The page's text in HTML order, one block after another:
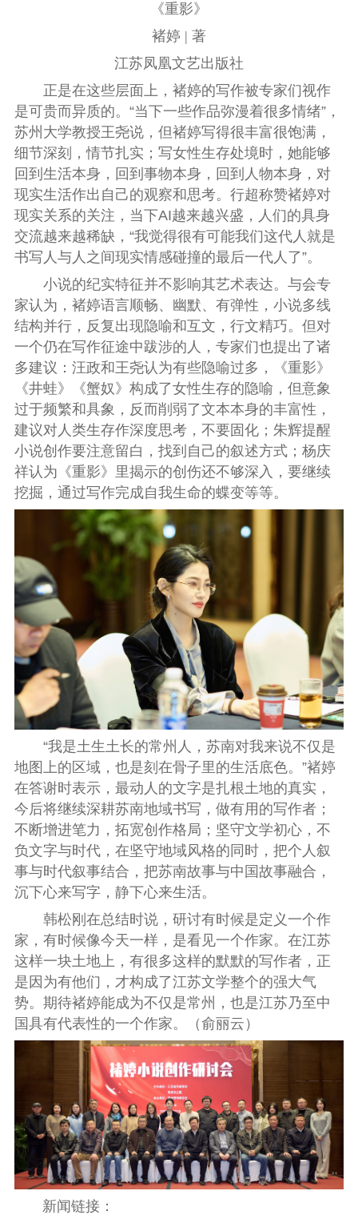
《重影》
褚婷 | 著
江苏凤凰文艺出版社
正是在这些层面上，褚婷的写作被专家们视作
是可贵而异质的。“当下一些作品弥漫着很多情绪”，
苏州大学教授王尧说，但褚婷写得很丰富很饱满，
细节深刻，情节扎实；写女性生存处境时，她能够
回到生活本身，回到事物本身，回到人物本身，对
现实生活作出自己的观察和思考。行超称赞褚婷对
现实关系的关注，当下AI越来越兴盛，人们的具身
交流越来越稀缺，“我觉得很有可能我们这代人就是
书写人与人之间现实情感碰撞的最后一代人了”。
小说的纪实特征并不影响其艺术表达。与会专
家认为，褚婷语言顺畅、幽默、有弹性，小说多线
结构并行，反复出现隐喻和互文，行文精巧。但对
一个仍在写作征途中跋涉的人，专家们也提出了诸
多建议：汪政和王尧认为有些隐喻过多，《重影》
《井蛙》《蟹奴》构成了女性生存的隐喻，但意象
过于频繁和具象，反而削弱了文本本身的丰富性，
建议对人类生存作深度思考，不要固化；朱辉提醒
小说创作要注意留白，找到自己的叙述方式；杨庆
祥认为《重影》里揭示的创伤还不够深入，要继续
挖掘，通过写作完成自我生命的蝶变等等。
“我是土生土长的常州人，苏南对我来说不仅是
地图上的区域，也是刻在骨子里的生活底色。”褚婷
在答谢时表示，最动人的文字是扎根土地的真实，
今后将继续深耕苏南地域书写，做有用的写作者；
不断增进笔力，拓宽创作格局；坚守文学初心，不
负文字与时代，在坚守地域风格的同时，把个人叙
事与时代叙事结合，把苏南故事与中国故事融合，
沉下心来写字，静下心来生活。
韩松刚在总结时说，研讨有时候是定义一个作
家，有时候像今天一样，是看见一个作家。在江苏
这样一块土地上，有很多这样的默默的写作者，正
是因为有他们，才构成了江苏文学整个的强大气
势。期待褚婷能成为不仅是常州，也是江苏乃至中
国具有代表性的一个作家。（俞丽云）
新闻链接：